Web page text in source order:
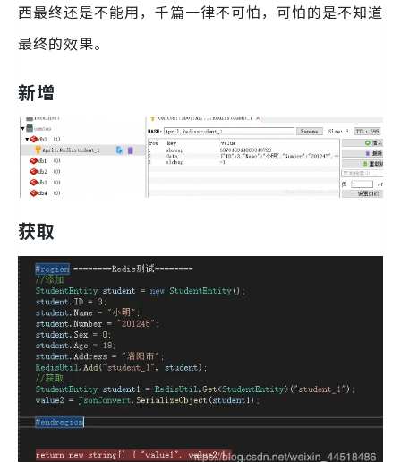
西最终还是不能用，千篇一律不可怕，可怕的是不知道
最终的效果。
新增
获取